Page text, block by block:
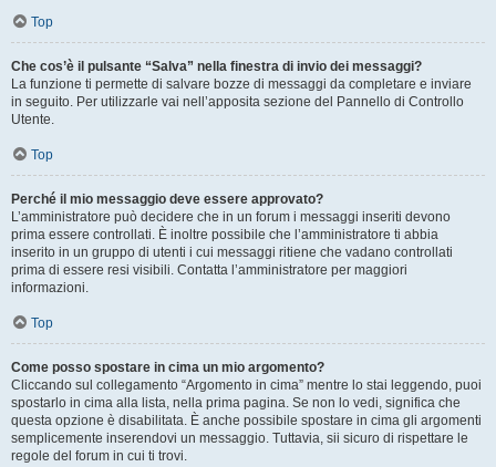
Top
Che cos’è il pulsante “Salva” nella finestra di invio dei messaggi?
La funzione ti permette di salvare bozze di messaggi da completare e inviare
in seguito. Per utilizzarle vai nell’apposita sezione del Pannello di Controllo
Utente.
Top
Perché il mio messaggio deve essere approvato?
L’amministratore può decidere che in un forum i messaggi inseriti devono
prima essere controllati. È inoltre possibile che l’amministratore ti abbia
inserito in un gruppo di utenti i cui messaggi ritiene che vadano controllati
prima di essere resi visibili. Contatta l’amministratore per maggiori
informazioni.
Top
Come posso spostare in cima un mio argomento?
Cliccando sul collegamento “Argomento in cima” mentre lo stai leggendo, puoi
spostarlo in cima alla lista, nella prima pagina. Se non lo vedi, significa che
questa opzione è disabilitata. È anche possibile spostare in cima gli argomenti
semplicemente inserendovi un messaggio. Tuttavia, sii sicuro di rispettare le
regole del forum in cui ti trovi.